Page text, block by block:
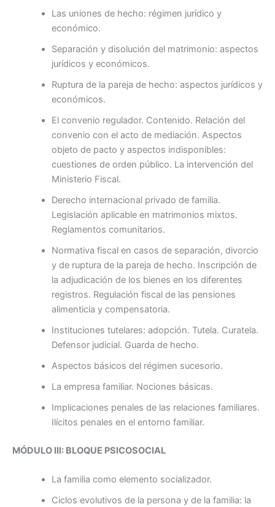
Las uniones de hecho: régimen jurídico y
económico.
Separación y disolución del matrimonio: aspectos
jurídicos y económicos.
Ruptura de la pareja de hecho: aspectos jurídicos y
económicos.
El convenio regulador. Contenido. Relación del
convenio con el acto de mediación. Aspectos
objeto de pacto y aspectos indisponibles:
cuestiones de orden público. La intervención del
Ministerio Fiscal.
Derecho internacional privado de familia.
Legislación aplicable en matrimonios mixtos.
Reglamentos comunitarios.
Normativa fiscal en casos de separación, divorcio
y de ruptura de la pareja de hecho. Inscripción de
la adjudicación de los bienes en los diferentes
registros. Regulación fiscal de las pensiones
alimenticia y compensatoria.
Instituciones tutelares: adopción. Tutela. Curatela.
Defensor judicial. Guarda de hecho.
Aspectos básicos del régimen sucesorio.
La empresa familiar. Nociones básicas.
Implicaciones penales de las relaciones familiares.
Ilícitos penales en el entorno familiar.
MÓDULO III: BLOQUE PSICOSOCIAL
La familia como elemento socializador.
Ciclos evolutivos de la persona y de la familia: la